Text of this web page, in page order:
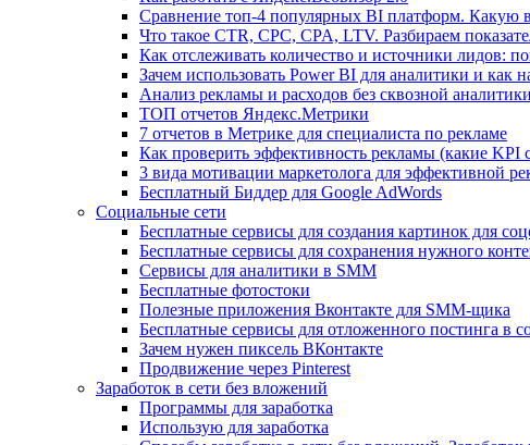
Сравнение топ-4 популярных BI платформ. Какую
Что такое CTR, CPC, CPA, LTV. Разбираем
Как отслеживать количество и источники лидов:
Зачем использовать Power BI для аналитики и как
Анализ рекламы и расходов без сквозной аналитики
ТОП отчетов Яндекс.Метрики
7 отчетов в Метрике для специалиста по рекламе
Как проверить эффективность рекламы (какие KPI
3 вида мотивации маркетолога для эффективной
Бесплатный Биддер для Google AdWords
Социальные сети
Бесплатные сервисы для создания картинок для
Бесплатные сервисы для сохранения нужного
Сервисы для аналитики в SMM
Бесплатные фотостоки
Полезные приложения Вконтакте для SMM-щика
Бесплатные сервисы для отложенного постинга в
Зачем нужен пиксель ВКонтакте
Продвижение через Pinterest
Заработок в сети без вложений
Программы для заработка
Использую для заработка